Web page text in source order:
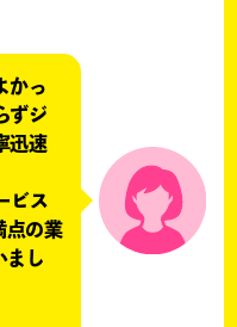
かっ
ずジ
迅速
ビス
点の業
まし